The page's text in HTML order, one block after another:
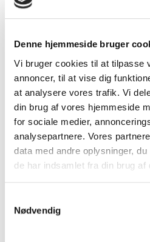
Denne hjemmeside bruger
Vi bruger cookies til at tilpasse
annoncer, til at vise dig
at analysere vores trafik. Vi
din brug af vores hjemmeside
for sociale medier,
analysepartnere. Vores
data med andre oplysninger,
de har indsamlet fra din brug af
Nødvendig
Led strømforsyning 24V
Led strømforsyning 48V
Tilbehør
IP44, 5A